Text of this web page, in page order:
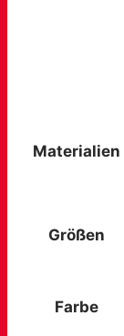
Materialien
Größen
Farbe